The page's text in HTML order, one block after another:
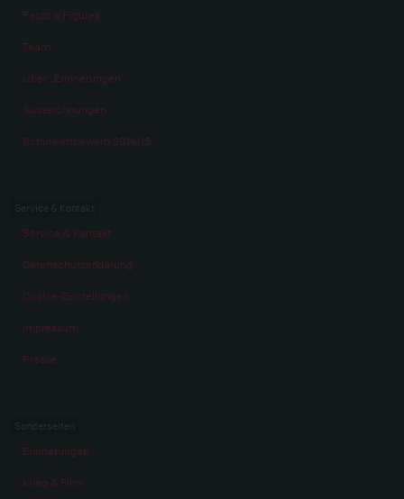
Facts & Figures
Team
Über „Erinnerungen“
Auszeichnungen
Schulwettbewerb 2014/15
Service & Kontakt
Datenschutzerklärung
Cookie-Einstellungen
Impressum
Presse
Erinnerungen
Krieg & Film